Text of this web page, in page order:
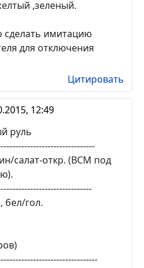
,зеленый.
сделать имитацию
для отключения
Цитировать
12:49
руль
салат-откр. (BCM под
бел/гол.